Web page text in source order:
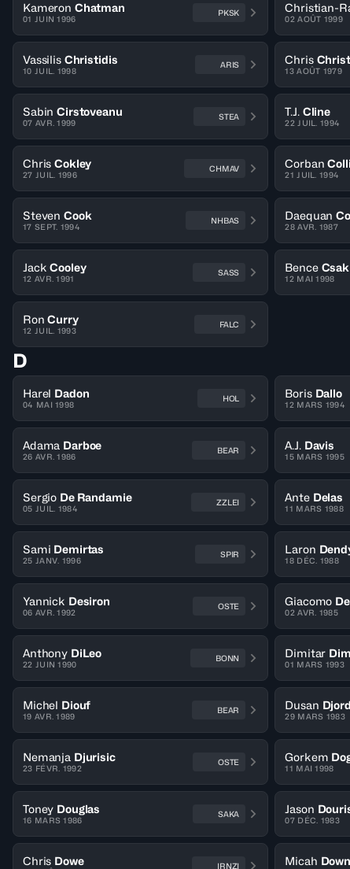
Kameron Chatman
01 JUIN 1996
PKSK Christian-
02 AOÛT 1999
Vassilis Christidis
10 JUIL. 1998
ARIS Chris
13 AOÛT 1979
Sabin Cirstoveanu
07 AVR. 1999
STEA T.J. Cline
22 JUIL. 1994
Chris Cokley
27 JUIL. 1996
CHMAV Corban
21 JUIL. 1994
Steven Cook
17 SEPT. 1994
NHBAS Daequan
28 AVR. 1987
Jack Cooley
12 AVR. 1991
SASS Bence Csak
12 MAI 1998
Ron Curry
12 JUIL. 1993
FALC
D
Harel Dadon
04 MAI 1998
HOL Boris Dallo
12 MARS 1994
Adama Darboe
26 AVR. 1986
BEAR A.J. Davis
15 MARS 1995
Sergio De Randamie
05 JUIL. 1984
ZZLEI Ante Delas
11 MARS 1988
Sami Demirtas
25 JANV. 1996
SPIR Laron
18 DÉC. 1988
Yannick Desiron
06 AVR. 1992
OSTE Giacomo
02 AVR. 1985
Anthony DiLeo
22 JUIN 1990
BONN Dimitar
01 MARS 1993
Michel Diouf
19 AVR. 1989
BEAR Dusan
29 MARS 1983
Nemanja Djurisic
23 FÉVR. 1992
OSTE Gorkem
11 MAI 1998
Toney Douglas
16 MARS 1986
SAKA Jason
07 DÉC. 1983
Chris Dowe IRNZI Micah